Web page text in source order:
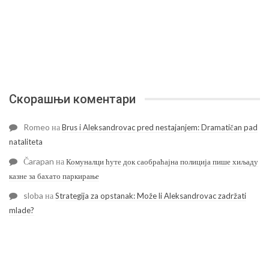
Скорашњи коментари
Romeo наBrus i Aleksandrovac pred nestajanjem: Dramatičan pad
nataliteta
Čarapan наКомуналци ћуте док саобраћајна полиција пише хиљаду
казне за бахато паркирање
sloba наStrategija za opstanak: Može li Aleksandrovac zadržati
mlade?